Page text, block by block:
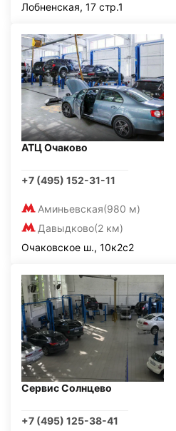
Лобненская, 17 стр.1
АТЦ Очаково
+7 (495) 152-31-11
Аминьевская(980 м)
Давыдково(2 км)
Очаковское ш., 10к2с2
Сервис Солнцево
+7 (495) 125-38-41